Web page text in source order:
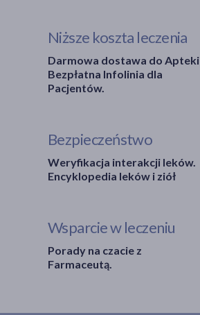
Niższe koszta leczenia
Darmowa dostawa do Apteki
Bezpłatna Infolinia dla
Pacjentów.
Bezpieczeństwo
Weryfikacja interakcji leków.
Encyklopedia leków i ziół
Wsparcie w leczeniu
Porady na czacie z
Farmaceutą.